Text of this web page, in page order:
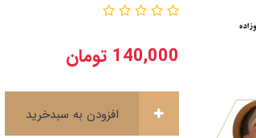
140,000 تومان